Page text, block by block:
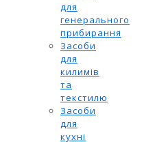
для
генерального
прибирання
Засоби
для
килимів
та
текстилю
Засоби
для
кухні